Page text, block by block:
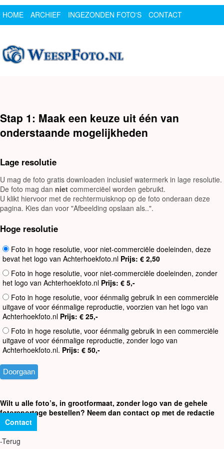
HOME ARCHIEF INGEZONDEN FOTO'S
CONTACT
Stap 1: Maak een keuze uit één van
onderstaande mogelijkheden
Lage resolutie
U mag de foto gratis downloaden inclusief watermerk in lage resolutie.
De foto mag dan niet commerciëel worden gebruikt.
U klikt hiervoor met de rechtermuisknop op de foto onderaan deze
pagina. Kies dan voor "Afbeelding opslaan als..".
Hoge resolutie
Foto in hoge resolutie, voor niet-commerciële doeleinden, deze
bevat het logo van Achterhoekfoto.nl Prijs: € 2,50
Foto in hoge resolutie, voor niet-commerciële doeleinden, zonder
het logo van Achterhoekfoto.nl Prijs: € 5,-
Foto in hoge resolutie, voor éénmalig gebruik in een commerciële
uitgave of voor éénmalige reproductie, voorzien van het logo van
Achterhoekfoto.nl Prijs: € 25,-
Foto in hoge resolutie, voor éénmalig gebruik in een commerciële
uitgave of voor éénmalige reproductie, zonder logo van
Achterhoekfoto.nl. Prijs: € 50,-
Wilt u alle foto’s, in grootformaat, zonder logo van de gehele
fotoreportage bestellen? Neem dan contact op met de redactie
Contact
-Terug